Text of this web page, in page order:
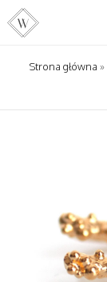
Strona główna »